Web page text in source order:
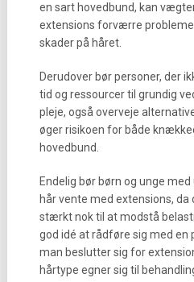
en sart hovedbund, kan
extensions forværre
skader på håret.
Derudover bør personer, der
tid og ressourcer til grundig
pleje, også overveje
øger risikoen for både
hovedbund.
Endelig bør børn og unge
hår vente med extensions, da
stærkt nok til at modstå
god idé at rådføre sig med en
man beslutter sig for
hårtype egner sig til